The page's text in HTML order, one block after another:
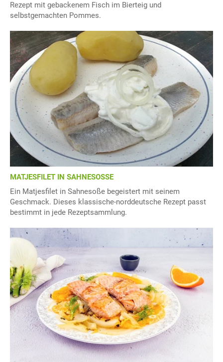
Rezept mit gebackenem Fisch im Bierteig und
selbstgemachten Pommes.
MATJESFILET IN SAHNESOSSE
Ein Matjesfilet in Sahnesoße begeistert mit seinem
Geschmack. Dieses klassische-norddeutsche Rezept passt
bestimmt in jede Rezeptsammlung.